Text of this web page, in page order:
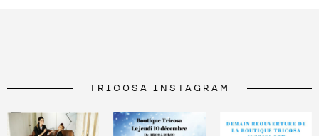
TRICOSA INSTAGRAM